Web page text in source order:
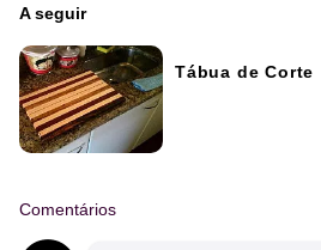
A seguir
Tábua de Corte
Comentários